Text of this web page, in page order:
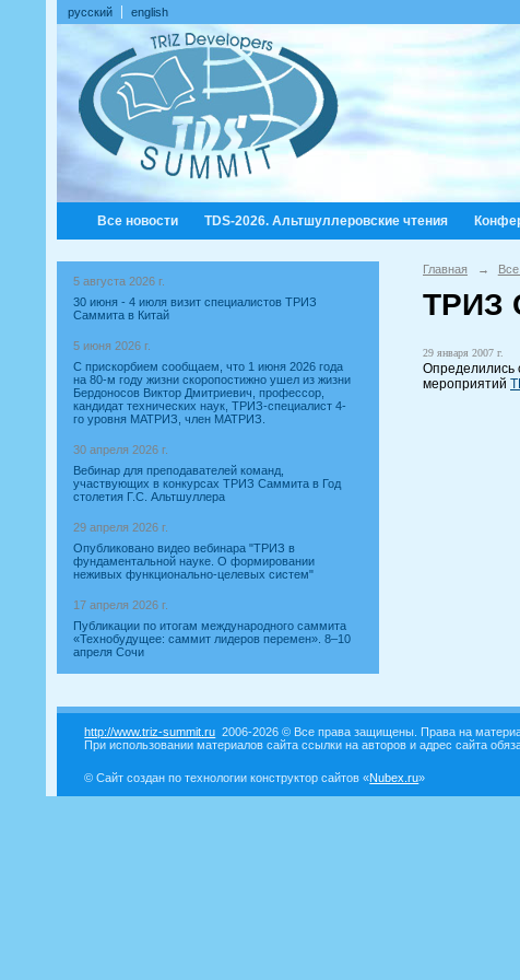
русский english
Все новости TDS-2026. Альтшуллеровские чтения
5 августа 2026 г.
30 июня - 4 июля визит специалистов ТРИЗ
Саммита в Китай
5 июня 2026 г.
С прискорбием сообщаем, что 1 июня 2026 года
на 80-м году жизни скоропостижно ушел из жизни
Бердоносов Виктор Дмитриевич, профессор,
кандидат технических наук, ТРИЗ-специалист 4-
го уровня МАТРИЗ, член МАТРИЗ.
30 апреля 2026 г.
Вебинар для преподавателей команд,
участвующих в конкурсах ТРИЗ Саммита в Год
столетия Г.С. Альтшуллера
29 апреля 2026 г.
Опубликовано видео вебинара "ТРИЗ в
фундаментальной науке. О формировании
неживых функционально-целевых систем"
17 апреля 2026 г.
Публикации по итогам международного саммита
«Технобудущее: саммит лидеров перемен». 8–10
апреля Сочи
Главная →
ТРИЗ
29 января 2007 г.
Определились
мероприятий
http://www.triz-summit.ru 2006-2026 © Все права защищены. Права на
При использовании материалов сайта ссылки на авторов и адрес сайта
© Сайт создан по технологии конструктор сайтов «Nubex.ru»